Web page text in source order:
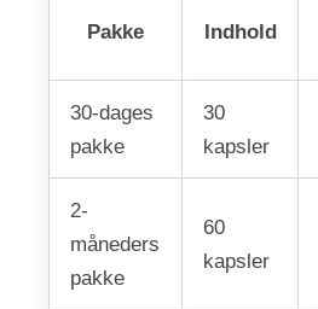
Pakke Indhold
30-dages
pakke
30
kapsler
2-
måneders
pakke
60
kapsler